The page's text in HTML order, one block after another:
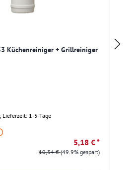
Küchenreiniger + Grillreiniger
Lieferzeit: 1-5 Tage
5,18 € *
10,34 €(49.9% gespart)